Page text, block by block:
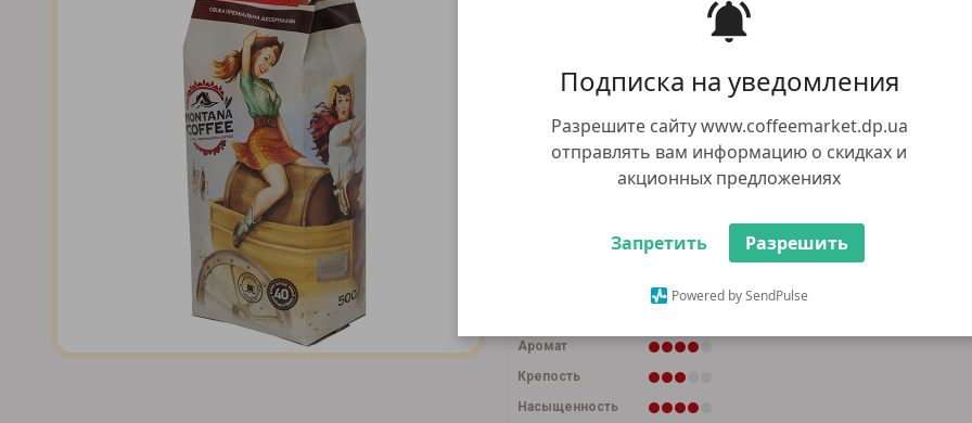
Подписка на уведомления
Разрешите сайту www.coffeemarket.dp.ua
отправлять вам информацию о скидках и
акционных предложениях
Запретить Разрешить
Powered by SendPulse
при общей сумме заказа от 5000 грн
Аромат
Крепость
Насыщенность